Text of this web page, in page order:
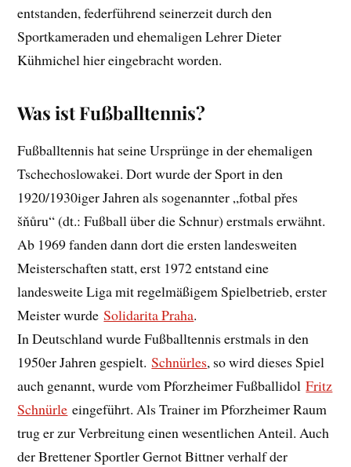
entstanden, federführend seinerzeit durch den
Sportkameraden und ehemaligen Lehrer Dieter
Kühmichel hier eingebracht worden.
Was ist Fußballtennis?
Fußballtennis hat seine Ursprünge in der ehemaligen
Tschechoslowakei. Dort wurde der Sport in den
1920/1930iger Jahren als sogenannter „fotbal přes
šňůru“ (dt.: Fußball über die Schnur) erstmals erwähnt.
Ab 1969 fanden dann dort die ersten landesweiten
Meisterschaften statt, erst 1972 entstand eine
landesweite Liga mit regelmäßigem Spielbetrieb, erster
Meister wurdeSolidarita Praha.
In Deutschland wurde Fußballtennis erstmals in den
1950er Jahren gespielt.Schnürles, so wird dieses Spiel
auch genannt, wurde vom Pforzheimer FußballidolFritz
Schnürle eingeführt. Als Trainer im Pforzheimer Raum
trug er zur Verbreitung einen wesentlichen Anteil. Auch
der Brettener Sportler Gernot Bittner verhalf der